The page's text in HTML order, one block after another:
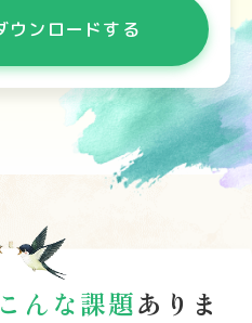
こんな課題ありま